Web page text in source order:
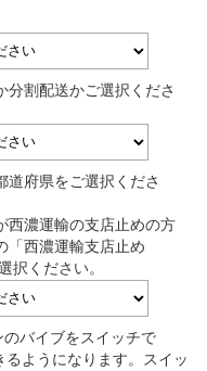
分割配送かご選択くださ
道府県をご選択くださ
西濃運輸の支店止めの方
「西濃運輸支店止め
択ください。
のバイブをスイッチで
るようになります。スイッ